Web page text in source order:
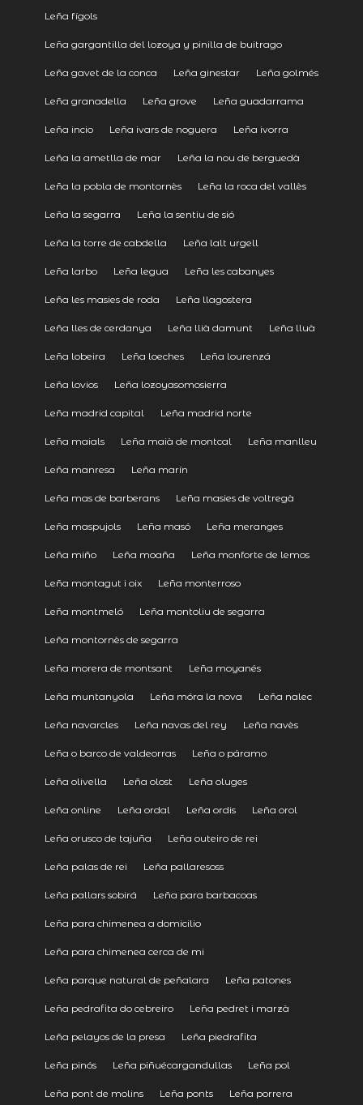
Leña fígols
Leña gargantilla del lozoya y pinilla de buitrago
Leña gavet de la conca Leña ginestar Leña golmés
Leña granadella Leña grove Leña guadarrama
Leña incio Leña ivars de noguera Leña ivorra
Leña la ametlla de mar Leña la nou de berguedà
Leña la pobla de montornès Leña la roca del vallès
Leña la segarra Leña la sentiu de sió
Leña la torre de cabdella Leña lalt urgell
Leña larbo Leña legua Leña les cabanyes
Leña les masies de roda Leña llagostera
Leña lles de cerdanya Leña llià damunt Leña lluà
Leña lobeira Leña loeches Leña lourenzá
Leña lovios Leña lozoyasomosierra
Leña madrid capital Leña madrid norte
Leña maials Leña maià de montcal Leña manlleu
Leña manresa Leña marín
Leña mas de barberans Leña masies de voltregà
Leña maspujols Leña masó Leña meranges
Leña miño Leña moaña Leña monforte de lemos
Leña montagut i oix Leña monterroso
Leña montmeló Leña montoliu de segarra
Leña montornès de segarra
Leña morera de montsant Leña moyanés
Leña muntanyola Leña móra la nova Leña nalec
Leña navarcles Leña navas del rey Leña navès
Leña o barco de valdeorras Leña o páramo
Leña olivella Leña olost Leña oluges
Leña online Leña ordal Leña ordis Leña orol
Leña orusco de tajuña Leña outeiro de rei
Leña palas de rei Leña pallaresoss
Leña pallars sobirá Leña para barbacoas
Leña para chimenea a domicilio
Leña para chimenea cerca de mi
Leña parque natural de peñalara Leña patones
Leña pedrafita do cebreiro Leña pedret i marzà
Leña pelayos de la presa Leña piedrafita
Leña pinós Leña piñuécargandullas Leña pol
Leña pont de molins Leña ponts Leña porrera